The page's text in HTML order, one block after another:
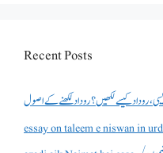
Recent Posts
،روداد کیسے لکھیں؟ روداد لکھنے کے اصول